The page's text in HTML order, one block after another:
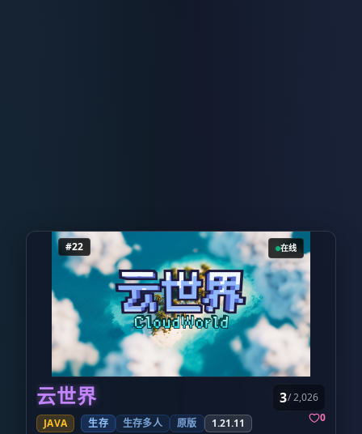
A：当然可以，服务器已开启离线模式，直接输
入用户名即可进入。
Q：服务器会清档或更换周目吗？
A：作为养老与生电服，我们致力于长期稳定运
行，不会轻易更换周目，保护你的心血。已设
置死亡不掉落
最后，要不要来玩？ 嗯？
要不要？
要不要？！
要不要？！？！
别犹豫了，方块已经铺好，红石已充能，就等
你来激活这座世界的无限可能。
⚡Mucin⚡ —— 你的下一站，家园。
本服务器最终解释权归⚡Mucin⚡管理组所有，
祝您游戏愉快。
#22 在线
云世界
JAVA 生存 生存多人 原版 1.21.11
3/ 2,026
0